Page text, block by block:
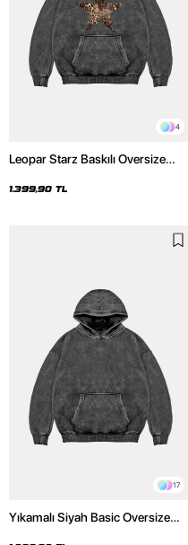
4
Leopar Starz Baskılı Oversize
Hoodie
1.399,90 TL
17
Yıkamalı Siyah Basic Oversize